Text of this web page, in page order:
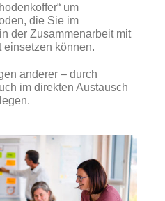
um
die Sie im
der Zusammenarbeit mit
einsetzen können.
anderer – durch
im direkten Austausch